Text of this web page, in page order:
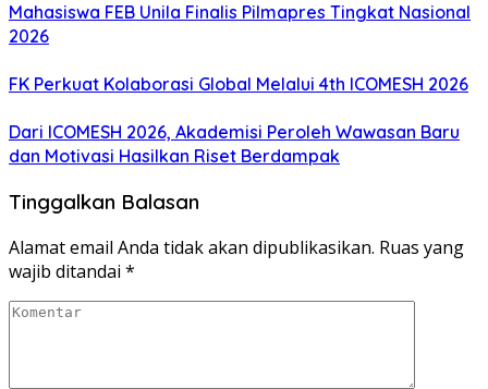
Mahasiswa FEB Unila Finalis Pilmapres Tingkat Nasional
2026
FK Perkuat Kolaborasi Global Melalui 4th ICOMESH 2026
Dari ICOMESH 2026, Akademisi Peroleh Wawasan Baru
dan Motivasi Hasilkan Riset Berdampak
Tinggalkan Balasan
Alamat email Anda tidak akan dipublikasikan. Ruas yang
wajib ditandai *